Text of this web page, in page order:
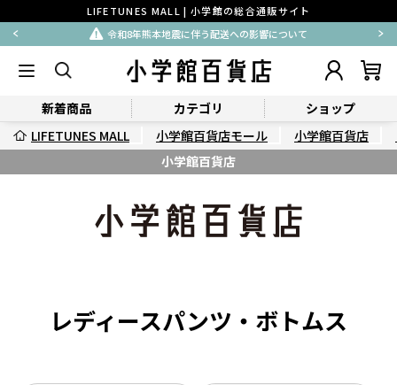
LIFETUNES MALL | 小学館の総合通販サイト
令和8年熊本地震に伴う配送への影響について
新着商品 カテゴリ
ショップ
LIFETUNES MALL
小学館百貨店モール 小学館百貨店
小学館百貨店
レディースパンツ・ボトムス